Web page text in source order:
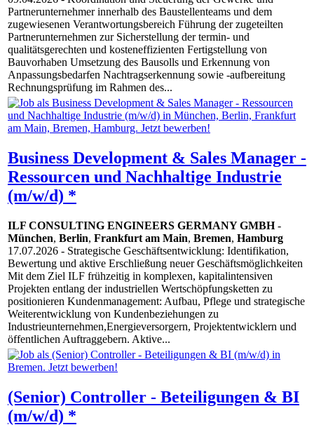
Partnerunternehmer innerhalb des Baustellenteams und dem
zugewiesenen Verantwortungsbereich Führung der zugeteilten
Partnerunternehmen zur Sicherstellung der termin- und
qualitätsgerechten und kosteneffizienten Fertigstellung von
Bauvorhaben Umsetzung des Bausolls und Erkennung von
Anpassungsbedarfen Nachtragserkennung sowie -aufbereitung
Rechnungsprüfung im Rahmen des...
Business Development & Sales Manager -
Ressourcen und Nachhaltige Industrie
(m/w/d) *
ILF CONSULTING ENGINEERS GERMANY GMBH-
München, Berlin, Frankfurt am Main, Bremen, Hamburg
17.07.2026 - Strategische Geschäftsentwicklung: Identifikation,
Bewertung und aktive Erschließung neuer Geschäftsmöglichkeiten
Mit dem Ziel ILF frühzeitig in komplexen, kapitalintensiven
Projekten entlang der industriellen Wertschöpfungsketten zu
positionieren Kundenmanagement: Aufbau, Pflege und strategische
Weiterentwicklung von Kundenbeziehungen zu
Industrieunternehmen,Energieversorgern, Projektentwicklern und
öffentlichen Auftraggebern. Aktive...
(Senior) Controller - Beteiligungen & BI
(m/w/d) *